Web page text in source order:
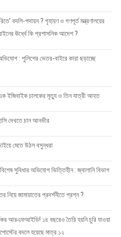
বদলি-পদায়ন ? গৃহায়ণ ও গণপূর্ত মন্ত্রণালয়ের
ঊর্ধ্বে কি প্রশাসনিক আদেশ ?
: পুলিশের ভেতর-বাইরে কারা ছড়াচ্ছে
এক ইজিবাইক চালকের মৃত্যু ও তিন যাত্রী আহত
দেখতে চান আনভীর
মেতে উঠল বসুন্ধরা
সুবিধার অভিযোগ ভিত্তিহীন : জ্বালানি বিভাগ
জামায়াতের প্রদর্শনীতে প্রশ্ন ?
আরএফআইডি! ১৪ বছরেও তৈরি হয়নি চুরি যাওয়া
বদলে হয়েছে মাত্র ১২